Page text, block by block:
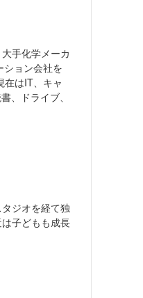
手化学メーカ
ション会社を
在はIT、キャ
、ドライブ、
ジオを経て独
子どもも成長